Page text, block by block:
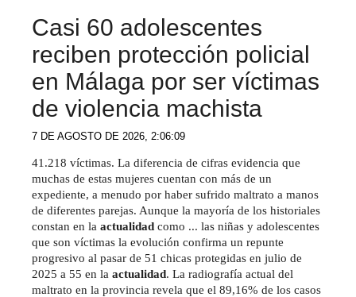
Casi 60 adolescentes
reciben protección policial
en Málaga por ser víctimas
de violencia machista
7 DE AGOSTO DE 2026, 2:06:09
41.218 víctimas. La diferencia de cifras evidencia que
muchas de estas mujeres cuentan con más de un
expediente, a menudo por haber sufrido maltrato a manos
de diferentes parejas. Aunque la mayoría de los historiales
constan en la actualidad como ... las niñas y adolescentes
que son víctimas la evolución confirma un repunte
progresivo al pasar de 51 chicas protegidas en julio de
2025 a 55 en la actualidad. La radiografía actual del
maltrato en la provincia revela que el 89,16% de los casos